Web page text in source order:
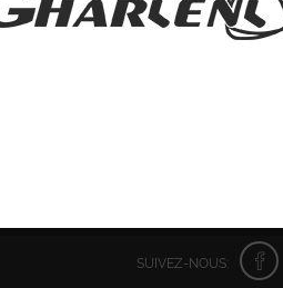
SUIVEZ-NOUS: